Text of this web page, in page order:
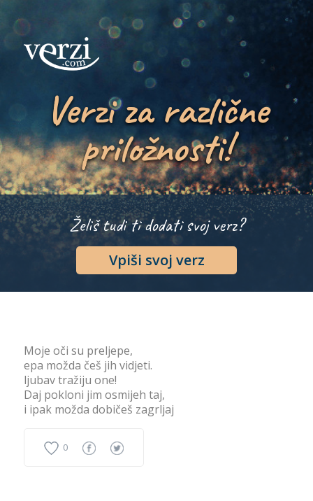
Verzi za različne
priložnosti!
Želiš tudi ti dodati svoj verz?
Vpiši svoj verz
Moje oči su preljepe,
epa možda češ jih vidjeti.
ljubav tražiju one!
Daj pokloni jim osmijeh taj,
i ipak možda dobičeš zagrljaj
0